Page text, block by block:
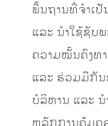
ພື້ນຖານທີ່ຈຳເປັ
ແລະ ນຳໃຊ້ຊັບ
ຄວາມໝັ້ນຄົງທາ
ແລະ ຮ່ວມມືກັ
ບໍລິຫານ ແລະ ນ